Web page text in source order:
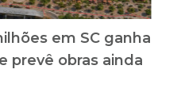
em SC ganha
prevê obras ainda